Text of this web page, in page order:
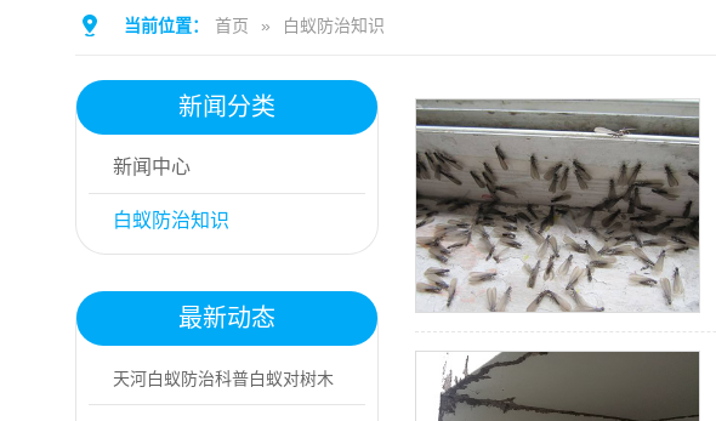
当前位置： 首页 » 白蚁防治知识
新闻分类
新闻中心
白蚁防治知识
最新动态
天河白蚁防治科普白蚁对树木